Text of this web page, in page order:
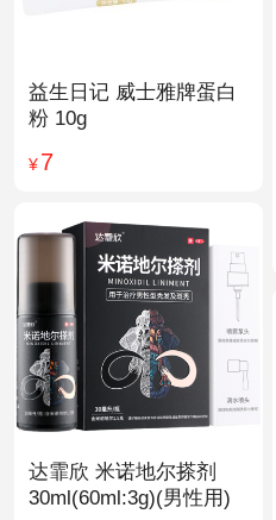
益生日记 威士雅牌蛋白
粉 10g
¥7
达霏欣 米诺地尔搽剂
30ml(60ml:3g)(男性用)